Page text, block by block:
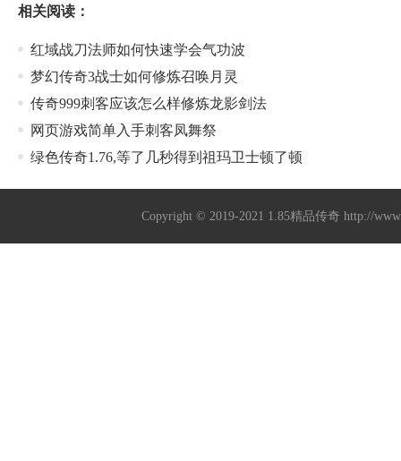
相关阅读：
红域战刀法师如何快速学会气功波
梦幻传奇3战士如何修炼召唤月灵
传奇999刺客应该怎么样修炼龙影剑法
网页游戏简单入手刺客凤舞祭
绿色传奇1.76,等了几秒得到祖玛卫士顿了顿
Copyright © 2019-2021 1.85精品传奇 http://